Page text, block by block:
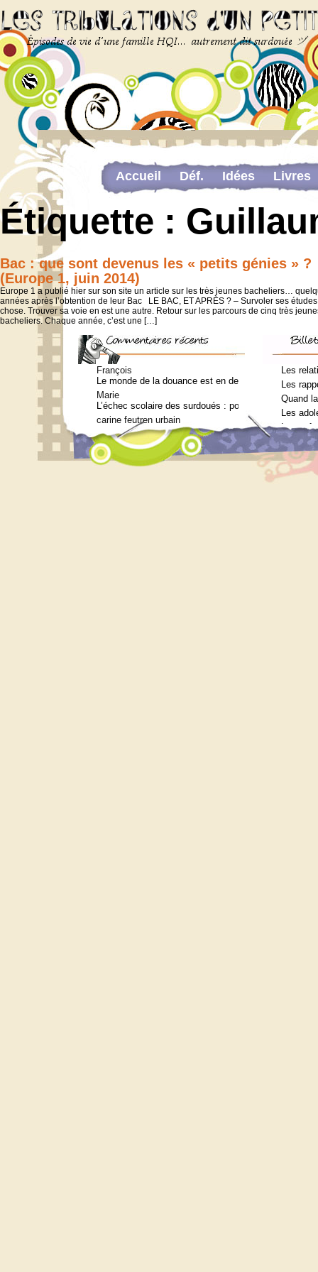
Accueil Déf. Idées
Livres
The last…
Étiquette :
Bac : que sont devenus les « petits génies » ?
(Europe 1, juin 2014)
Europe 1 a publié hier sur son site un article sur les très jeunes bacheliers…
années après l’obtention de leur Bac LE BAC, ET APRÈS ? – Survoler ses
chose. Trouver sa voie en est une autre. Retour sur les parcours de cinq très
bacheliers. Chaque année, c’est une […]
François
Le monde de la douance est en deuil : Jean-Charles
Marie
L’échec scolaire des surdoués : pourquoi ? (Journal
carine feutren urbain
Petit lexique en lien avec le surdouement à l’usage
Marie
Qui consulter pour un bilan psychométrique ?
Siouplet
Qui consulter pour un bilan psychométrique ?
Les
Les
Quand
Les
Les